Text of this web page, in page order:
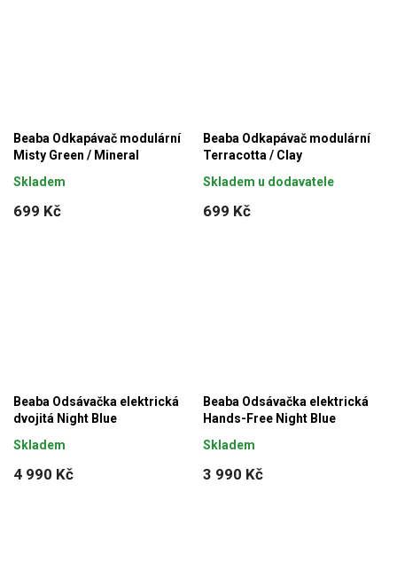
Beaba Odkapávač modulární
Misty Green / Mineral
699 Kč
Skladem
Beaba Odkapávač modulární
Terracotta / Clay
699 Kč
Skladem u dodavatele
Beaba Odsávačka elektrická
dvojitá Night Blue
4 990 Kč
Skladem
Beaba Odsávačka elektrická
Hands-Free Night Blue
3 990 Kč
Skladem